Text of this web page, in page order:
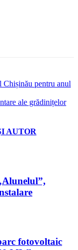
pentru anul
ale grădinițelor
AUTOR
fotovoltaic